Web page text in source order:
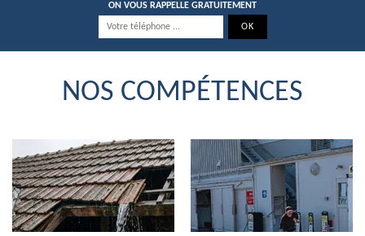
ON VOUS RAPPELLE GRATUITEMENT
NOS COMPÉTENCES